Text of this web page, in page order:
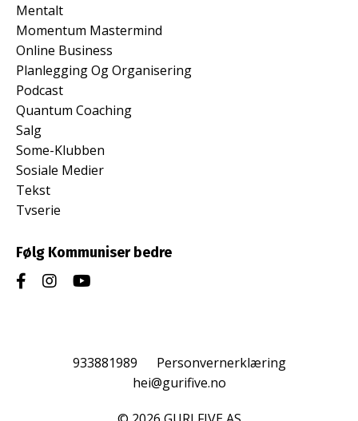
Mentalt
Momentum Mastermind
Online Business
Planlegging Og Organisering
Podcast
Quantum Coaching
Salg
Some-Klubben
Sosiale Medier
Tekst
Tvserie
Følg Kommuniser bedre
933881989
Personvernerklæring
hei@gurifive.no